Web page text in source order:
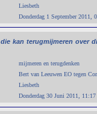
Liesbeth
Donderdag 1 September 2011,
die kan terugmijmeren over
mijmeren en terugdenken
Bert van Leeuwen EO tegen
Liesbeth
Donderdag 30 Juni 2011, 11:17